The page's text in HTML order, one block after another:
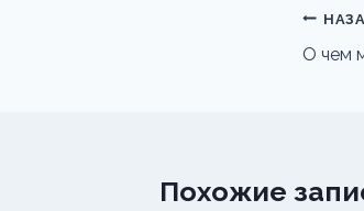
по
О чем
Похожие